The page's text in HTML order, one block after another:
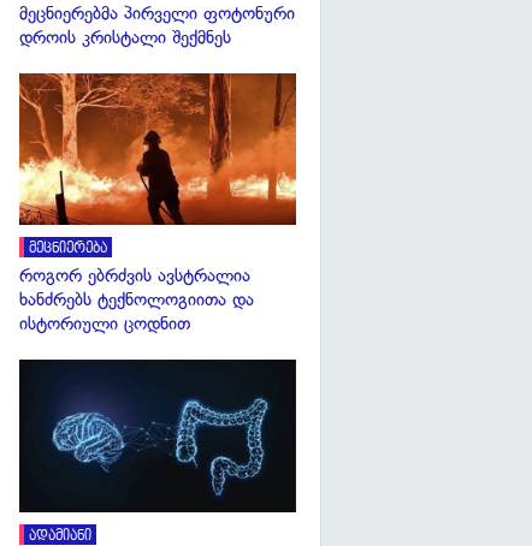
მეცნიერებმა პირველი ფოტონური
დროის კრისტალი შექმნეს
მეცნიერება
როგორ ებრძვის ავსტრალია
ხანძრებს ტექნოლოგიითა და
ისტორიული ცოდნით
ადამიანი